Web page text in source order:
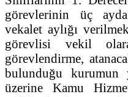
görevlerinin üç
vekalet aylığı
görevlisi vekil
görevlendirme,
bulunduğu kurumun
üzerine Kamu